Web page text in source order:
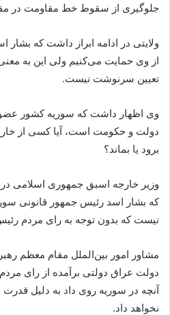
جلوگیری از سقوط خط مقاومت در
ولایتی در ادامه ابراز داشت که
از وی حمایت می‌کنیم ولی این به
تعیین سرنوشت نیست.
وی اظهار داشت که سوریه کشور
دولت و حکومت است، آیا کسی از
برود یا بماند؟
وزیر خارجه اسبق جمهوری اسلامی
که بشار اسد رئیس جمهور قانونی
نیست که بدون توجه به رای مردم
مشاور امور بین‌الملل مقام معظم
دولت عراق دولتی برآمده از رای
آنچه در سوریه روی داد به دلیل
نخواهد داد.